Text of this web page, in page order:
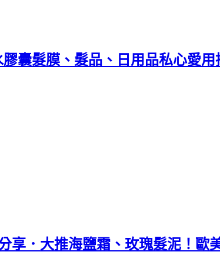
囊髮膜、髮品、日用品私心愛
享．大推海鹽霜、玫瑰髮泥！歐